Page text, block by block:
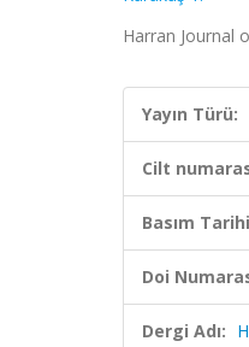
Harran Journal
Yayın Türü:
Cilt
Basım
Doi
Dergi Adı: